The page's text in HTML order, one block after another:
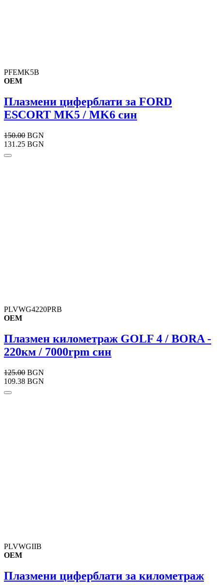
PFEMK5B
OEM
Плазмени циферблати за FORD
ESCORT MK5 / MK6 син
150.00 BGN
131.25 BGN
PLVWG4220PRB
OEM
Плазмен километраж GOLF 4 / BORA -
220км / 7000rpm син
125.00 BGN
109.38 BGN
PLVWGIIB
OEM
Плазмени циферблати за километраж